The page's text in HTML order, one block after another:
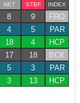
NET STBF INDEX
8 9
FRO
4 5
PAR
18 4
HCP
17 18
BCK
5 3
PAR
3 13 HCP